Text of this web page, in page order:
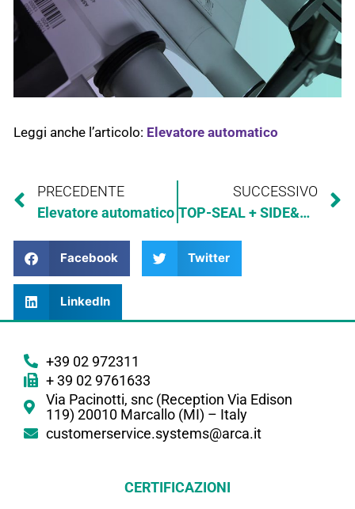
Leggi anche l’articolo: Elevatore automatico
PRECEDENTE
Elevatore automatico
SUCCESSIVO
TOP-SEAL + SIDE&WRAP a registro per vasetti di marmellata
Facebook Twitter
LinkedIn
+39 02 972311
+ 39 02 9761633
Via Pacinotti, snc (Reception Via Edison
119) 20010 Marcallo (MI) – Italy
customerservice.systems@arca.it
CERTIFICAZIONI